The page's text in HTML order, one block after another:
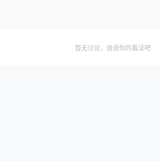
暂无讨论，说说你的看法吧